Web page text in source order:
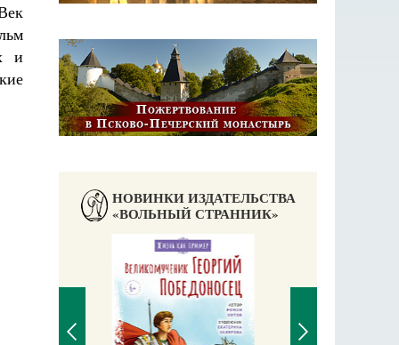
и
НОВИНКИ ИЗДАТЕЛЬСТВА
«ВОЛЬНЫЙ СТРАННИК»